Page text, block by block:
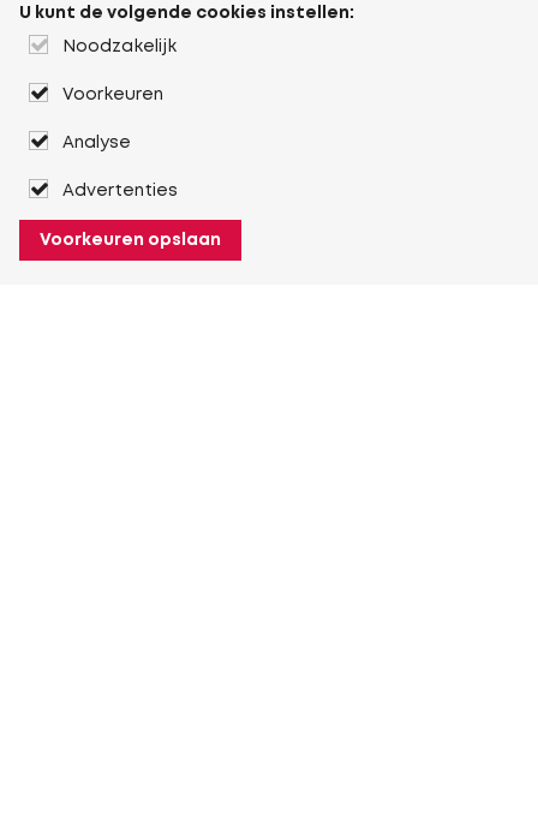
U kunt de volgende cookies instellen:
Noodzakelijk
Voorkeuren
Analyse
Advertenties
Voorkeuren opslaan